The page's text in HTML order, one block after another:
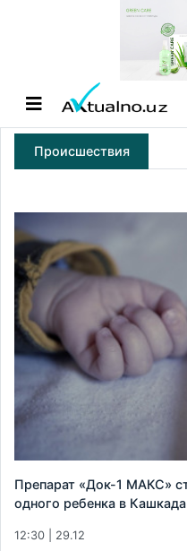
Происшествия
Препарат «Док-1 МАКС»
одного ребенка в
12:30 | 29.12